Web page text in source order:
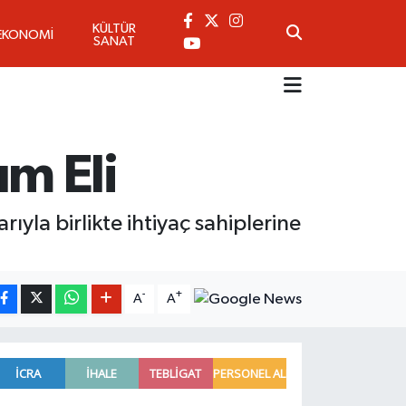
KÜLTÜR
SANAT
Eli
birlikte ihtiyaç sahiplerine
A- A+